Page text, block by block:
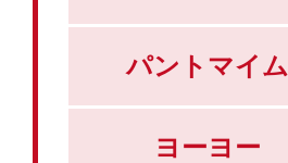
パントマイム
ヨーヨー